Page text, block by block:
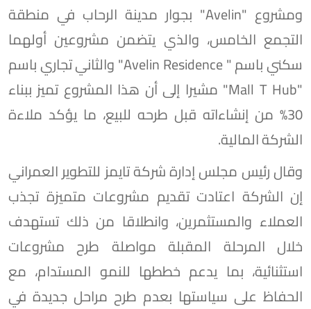
ومشروع "Avelin" بجوار مدينة الرحاب في منطقة
التجمع الخامس، والذي يتضمن مشروعين أولهما
سكني باسم " Avelin Residence" والثاني تجاري باسم
"Mall T Hub" مشيرا إلى أن هذا المشروع تميز ببناء
30% من إنشاءاته قبل طرحه للبيع، ما يؤكد ملاءة
الشركة المالية.
وقال رئيس مجلس إدارة شركة تايمز للتطوير العمراني
إن الشركة اعتادت تقديم مشروعات متميزة تجذب
العملاء والمستثمرين، وانطلاقا من ذلك تستهدف
خلال المرحلة المقبلة مواصلة طرح مشروعات
استثنائية، بما يدعم خططها للنمو المستدام، مع
الحفاظ على سياستها بعدم طرح مراحل جديدة في